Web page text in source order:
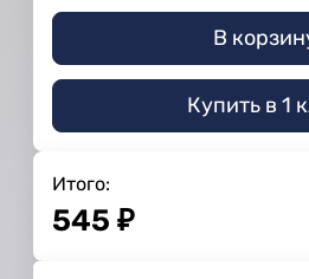
В
Купить в 1
Итого:
545 ₽